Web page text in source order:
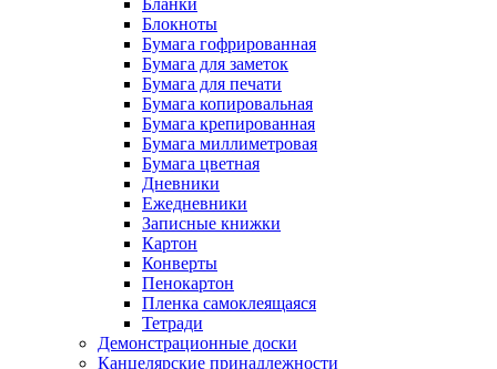
Бланки
Блокноты
Бумага гофрированная
Бумага для заметок
Бумага для печати
Бумага копировальная
Бумага крепированная
Бумага миллиметровая
Бумага цветная
Дневники
Ежедневники
Записные книжки
Картон
Конверты
Пенокартон
Пленка самоклеящаяся
Тетради
Демонстрационные доски
Канцелярские принадлежности